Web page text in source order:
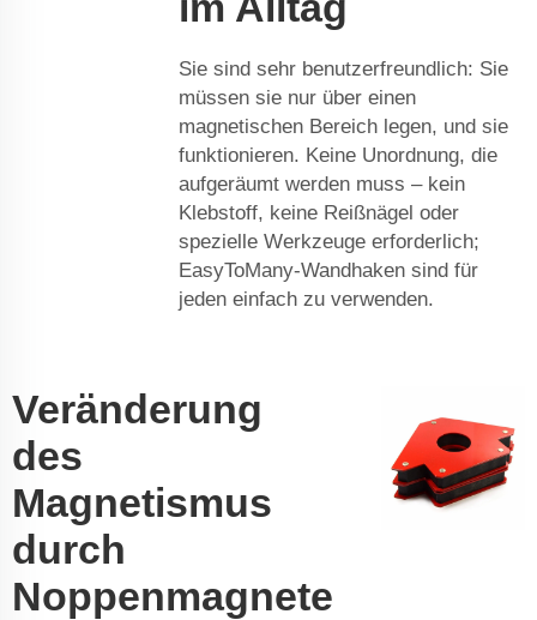
Sie sind sehr benutzerfreundlich: Sie
müssen sie nur über einen
magnetischen Bereich legen, und sie
funktionieren. Keine Unordnung, die
aufgeräumt werden muss – kein
Klebstoff, keine Reißnägel oder
spezielle Werkzeuge erforderlich;
EasyToMany-Wandhaken sind für
jeden einfach zu verwenden.
Veränderung
des
Magnetismus
durch
Noppenmagnete